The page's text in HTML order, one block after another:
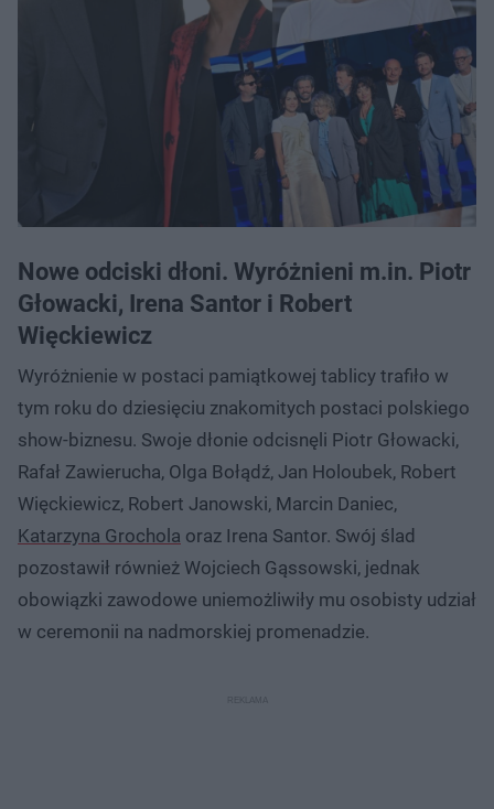
Nowe odciski dłoni. Wyróżnieni m.in. Piotr
Głowacki, Irena Santor i Robert
Więckiewicz
Wyróżnienie w postaci pamiątkowej tablicy trafiło w
tym roku do dziesięciu znakomitych postaci polskiego
show-biznesu. Swoje dłonie odcisnęli Piotr Głowacki,
Rafał Zawierucha, Olga Bołądź, Jan Holoubek, Robert
Więckiewicz, Robert Janowski, Marcin Daniec,
Katarzyna Grochola oraz Irena Santor. Swój ślad
pozostawił również Wojciech Gąssowski, jednak
obowiązki zawodowe uniemożliwiły mu osobisty udział
w ceremonii na nadmorskiej promenadzie.